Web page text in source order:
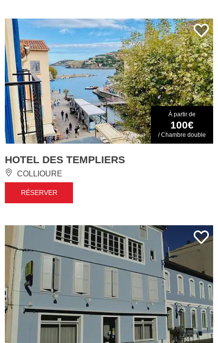
À partir de
100€
/ Chambre double
HOTEL DES TEMPLIERS
COLLIOURE
RÉSERVER